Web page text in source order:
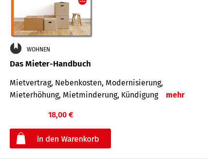
WOHNEN
Das Mieter-Handbuch
Mietvertrag, Nebenkosten, Modernisierung,
Mieterhöhung, Mietminderung, Kündigung
mehr
18,00 €